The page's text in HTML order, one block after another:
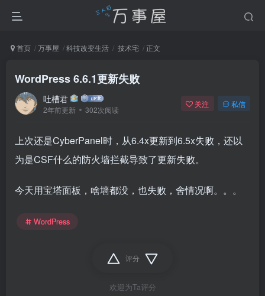
首页 万事屋 科技改变生活 技术宅 正文
WordPress 6.6.1更新失败
吐槽君
2年前更新 302次阅读
关注 私信
上次还是CyberPanel时，从6.4x更新到6.5x失败，还以
为是CSF什么的防火墙拦截导致了更新失败。
今天用宝塔面板，啥墙都没，也失败，舍情况啊。。。
WordPress
评分
欢迎为Ta评分